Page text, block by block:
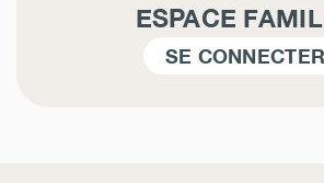
ESPACE
SE CONNECTER